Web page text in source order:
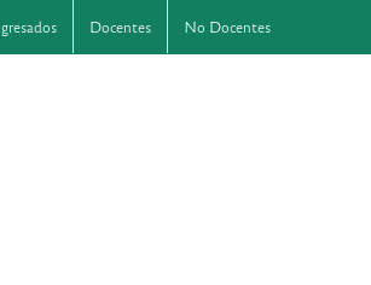
Docentes No Docentes